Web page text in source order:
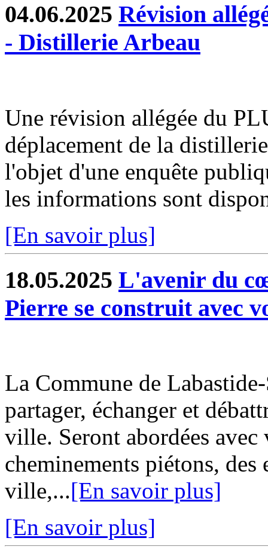
04.06.2025 Révision
- Distillerie Arbeau
Une révision allégée du
déplacement de la
l'objet d'une enquête
les informations sont
[En savoir plus]
18.05.2025 L'avenir du
Pierre se construit avec
La Commune de
partager, échanger et
ville. Seront abordées avec
cheminements piétons, des
ville,...[En savoir plus]
[En savoir plus]